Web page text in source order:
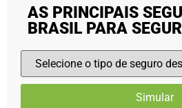
AS PRINCIPAIS
BRASIL PARA